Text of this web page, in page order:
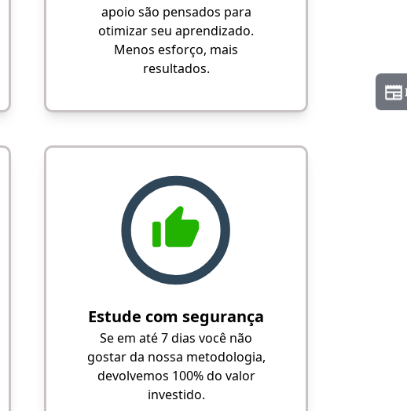
apoio são pensados para
otimizar seu aprendizado.
Menos esforço, mais
resultados.
Estude com segurança
Se em até 7 dias você não
gostar da nossa metodologia,
devolvemos 100% do valor
investido.